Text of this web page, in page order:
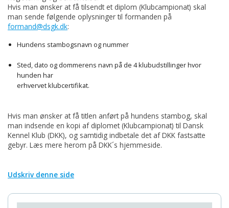
Hvis man ønsker at få tilsendt et diplom (Klubcampionat) skal
man sende følgende oplysninger til formanden på
formand@dsgk.dk:
Hundens stambogsnavn og nummer
Sted, dato og dommerens navn på de 4 klubudstillinger hvor
hunden har
erhvervet klubcertifikat.
Hvis man ønsker at få titlen anført på hundens stambog, skal
man indsende en kopi af diplomet (Klubcampionat) til Dansk
Kennel Klub (DKK), og samtidig indbetale det af DKK fastsatte
gebyr. Læs mere herom på DKK´s hjemmeside.
Udskriv denne side